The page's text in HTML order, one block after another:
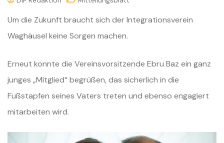
Um die Zukunft braucht sich der Integrationsverein
Waghäusel keine Sorgen machen.
Erneut konnte die Vereinsvorsitzende Ebru Baz ein ganz
junges „Mitglied“ begrüßen, das sicherlich in die
Fußstapfen seines Vaters treten und ebenso engagiert
mitarbeiten wird.